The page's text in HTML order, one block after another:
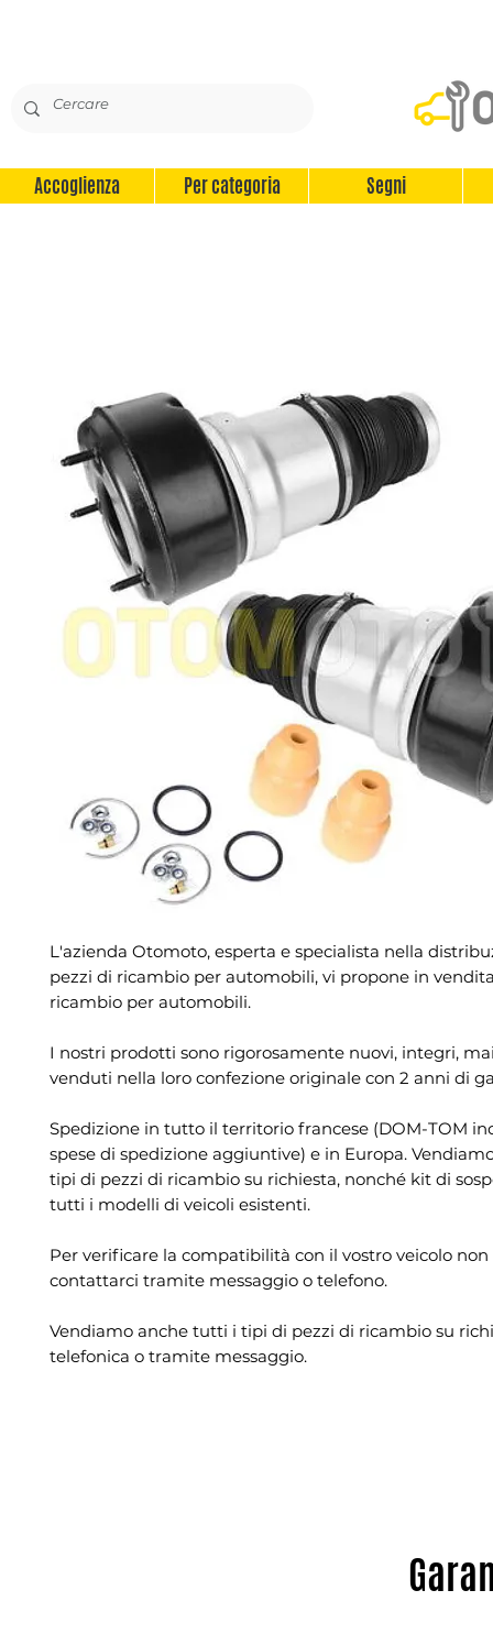
Accoglienza Per categoria Segni
L'azienda Otomoto, esperta e specialista nella
pezzi di ricambio per automobili, vi propone in
ricambio per automobili.
I nostri prodotti sono rigorosamente nuovi, integri,
venduti nella loro confezione originale con 2 anni di
Spedizione in tutto il territorio francese (DOM-TOM
spese di spedizione aggiuntive) e in Europa.
tipi di pezzi di ricambio su richiesta, nonché kit di
tutti i modelli di veicoli esistenti.
Per verificare la compatibilità con il vostro veicolo non
contattarci tramite messaggio o telefono.
Vendiamo anche tutti i tipi di pezzi di ricambio su
telefonica o tramite messaggio.